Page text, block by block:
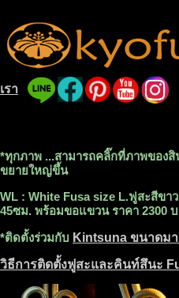
เรา
*ทุกภาพ ...สามารถคลิ๊กที่ภาพของ
ขยายใหญ่ขึ้น
WL : White Fusa size L.ฟูสะสีข
45ซม. พร้อมขอแขวน ราคา 2300
*ติดตั้งร่วมกับ Kintsuna ขนาดม
วิธีการติดตั้งฟูสะและคินท์สึนะ